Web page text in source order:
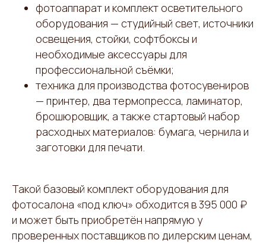
фотоаппарат и комплект осветительного
оборудования — студийный свет, источники
освещения, стойки, софтбоксы и
необходимые аксессуары для
профессиональной съёмки;
техника для производства фотосувениров
— принтер, два термопресса, ламинатор,
брошюровщик, а также стартовый набор
расходных материалов: бумага, чернила и
заготовки для печати.
Такой базовый комплект оборудования для
фотосалона «под ключ» обходится в 395 000 ₽
и может быть приобретён напрямую у
проверенных поставщиков по дилерским ценам,